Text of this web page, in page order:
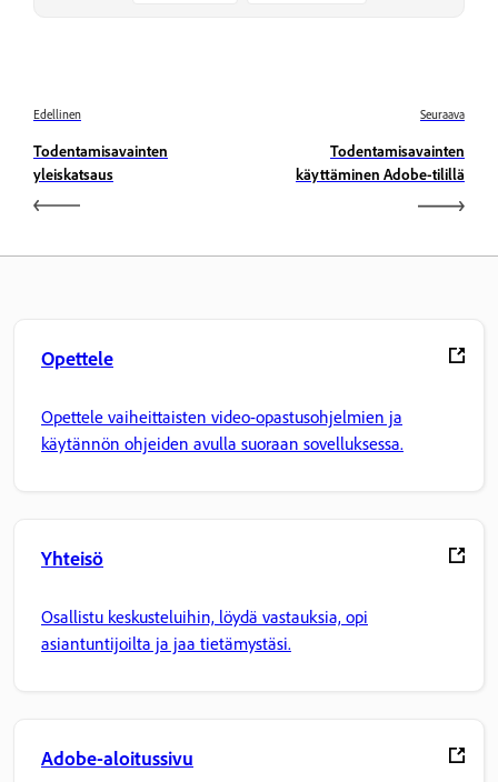
Edellinen
Todentamisavainten
yleiskatsaus
Seuraava
Todentamisavainten
käyttäminen Adobe-tilillä
Opettele
Opettele vaiheittaisten video-opastusohjelmien ja
käytännön ohjeiden avulla suoraan sovelluksessa.
Yhteisö
Osallistu keskusteluihin, löydä vastauksia, opi
asiantuntijoilta ja jaa tietämystäsi.
Adobe-aloitussivu